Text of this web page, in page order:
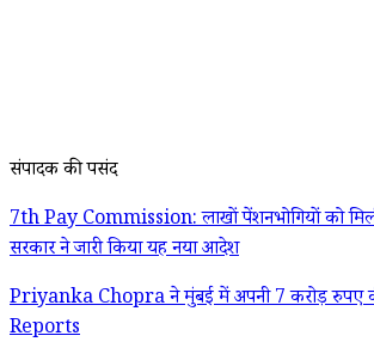
संपादक की पसंद
7th Pay Commission: लाखों पेंशनभोगियों को
सरकार ने जारी किया यह नया आदेश
Priyanka Chopra ने मुंबई में अपनी 7 करोड़ रुपए की
Reports